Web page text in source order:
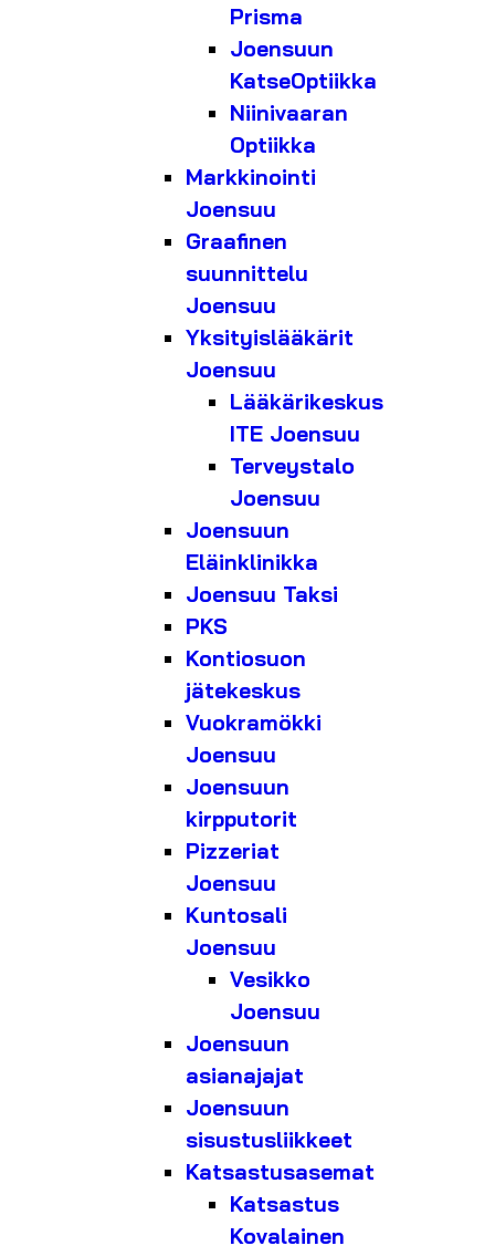
Prisma
Joensuun
KatseOptiikka
Niinivaaran
Optiikka
Markkinointi
Joensuu
Graafinen
suunnittelu
Joensuu
Yksityislääkärit
Joensuu
Lääkärikeskus
ITE Joensuu
Terveystalo
Joensuu
Joensuun
Eläinklinikka
Joensuu Taksi
PKS
Kontiosuon
jätekeskus
Vuokramökki
Joensuu
Joensuun
kirpputorit
Pizzeriat
Joensuu
Kuntosali
Joensuu
Vesikko
Joensuu
Joensuun
asianajajat
Joensuun
sisustusliikkeet
Katsastusasemat
Katsastus
Kovalainen